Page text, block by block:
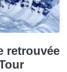
retrouvée